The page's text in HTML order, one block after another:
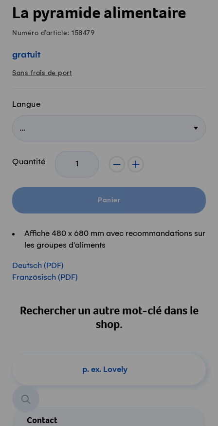
La pyramide alimentaire
Numéro d’article: 158479
gratuit
Sans frais de port
Langue
Quantité - +
Panier
Affiche 480 x 680 mm avec recommandations sur
les groupes d'aliments
Deutsch (PDF)
Französisch (PDF)
Rechercher un autre mot-clé dans le
shop.
Contact